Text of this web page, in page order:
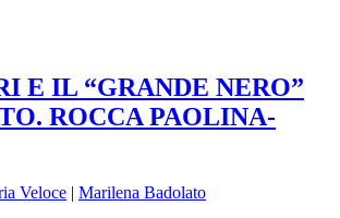
E IL “GRANDE NERO”
ROCCA PAOLINA-
Veloce | Marilena Badolato